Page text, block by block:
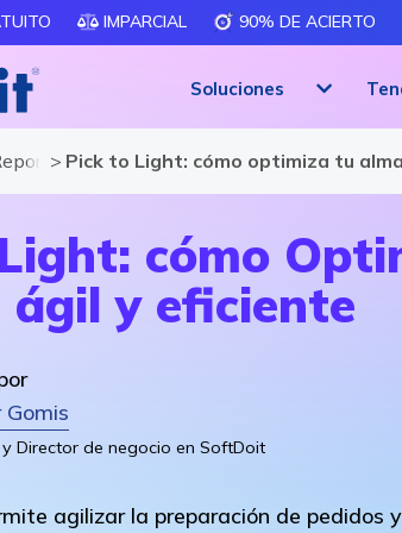
IMPARCIAL 90% DE ACIERTO
Soluciones
de Almacén - SGA
Pick to Light: cómo optimiza tu
cómo
ágil y eficiente
Gomis
Director de negocio en SoftDoit
agilizar la preparación de pedidos